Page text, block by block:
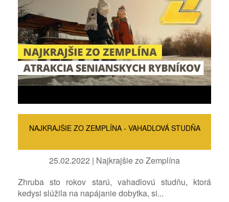
NAJKRAJŠIE ZO ZEMPLÍNA - VAHADLOVÁ STUDŇA
25.02.2022 | Najkrajšie zo Zemplína
Zhruba sto rokov starú, vahadlovú studňu, ktorá
kedysi slúžila na napájanie dobytka, si...